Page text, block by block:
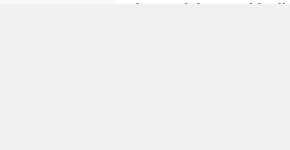
ekonomisi, sonraki